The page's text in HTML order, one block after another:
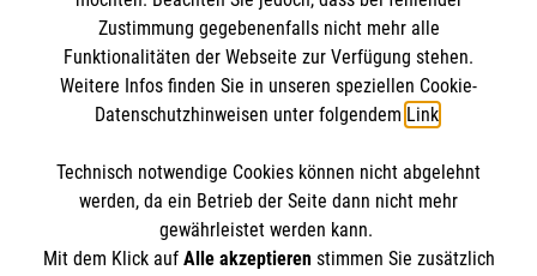
Informationen
Impressum
Barrierefreiheit
Die
Malteser
in
Spendenkonto
Malteser
Hilfsdienst
e.V.
So
Sie
uns
Zustimmung gegebenenfalls nicht mehr alle
Funktionalitäten der Webseite zur Verfügung stehen.
Weitere Infos finden Sie in unseren speziellen Cookie-
Datenschutzhinweisen unter folgendem Link.
Technisch notwendige Cookies können nicht abgelehnt
werden, da ein Betrieb der Seite dann nicht mehr
gewährleistet werden kann.
Mit dem Klick auf Alle akzeptierenstimmen Sie zusätzlich